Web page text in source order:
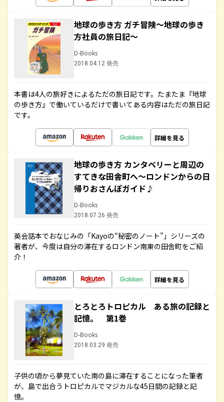
地球の歩き方 ガチ冒険～地球の歩き
方社員の旅日記～
D-Books
2018.04.12 発売
本書は4人の旅好きによるただの旅日記です。たまたま『地球
の歩き方』で働いているだけで書いてある内容はただの旅日記
です。
詳細を見る
地球の歩き方 カンタベリーと周辺の
すてきな田舎町へ～ロンドンからの日
帰りおさんぽガイド♪
D-Books
2018.07.26 発売
英会話本でおなじみの「Kayoの“秘密のノート”」シリーズの
著者が、今度は自分の滞在するロンドン南東の田舎町をご紹
介！
詳細を見る
とろとろトロピカル ある旅の記録と
記憶。 第1巻
D-Books
2018.03.29 発売
子供の頃から夢見ていた南の島に滞在することになった筆者
が、島で出合うトロピカルでマジカルな45日間の記録と記
憶。